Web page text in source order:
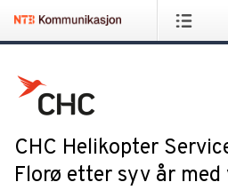
CHC Helikopter
Florø etter syv år